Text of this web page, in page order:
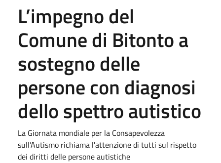
L’impegno del
Comune di Bitonto a
sostegno delle
persone con diagnosi
dello spettro autistico
La Giornata mondiale per la Consapevolezza
sull’Autismo richiama l'attenzione di tutti sul rispetto
dei diritti delle persone autistiche